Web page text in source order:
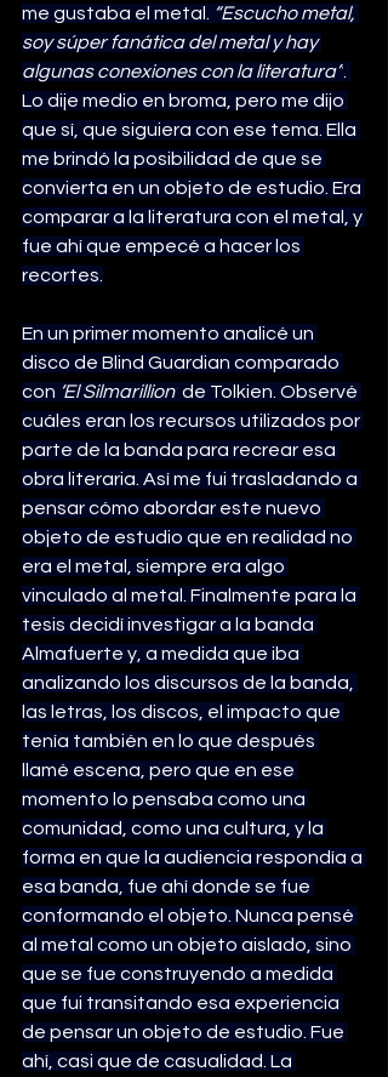
me gustaba el metal.
“Escucho metal,
soy súper fanática del metal y hay
algunas conexiones con la literatura”
Lo dije medio en broma, pero me dijo
que sí, que siguiera con ese tema. Ella
me brindó la posibilidad de que se
convierta en un objeto de estudio. Era
comparar a la literatura con el metal, y
fue ahí que empecé a hacer los
recortes.
En un primer momento analicé un
disco de Blind Guardian comparado
con ‘El Silmarillion’ de Tolkien. Observé
cuáles eran los recursos utilizados por
parte de la banda para recrear esa
obra literaria. Así me fui trasladando a
pensar cómo abordar este nuevo
objeto de estudio que en realidad no
era el metal, siempre era algo
vinculado al metal. Finalmente para la
tesis decidí investigar a la banda
Almafuerte y, a medida que iba
analizando los discursos de la banda,
las letras, los discos, el impacto que
tenía también en lo que después
llamé escena, pero que en ese
momento lo pensaba como una
comunidad, como una cultura, y la
forma en que la audiencia respondía a
esa banda, fue ahí donde se fue
conformando el objeto. Nunca pensé
al metal como un objeto aislado, sino
que se fue construyendo a medida
que fui transitando esa experiencia
de pensar un objeto de estudio. Fue
ahí, casi que de casualidad. La